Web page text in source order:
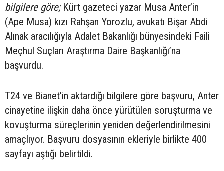
bilgilere göre;Kürt gazeteci yazar Musa Anter’in
(Ape Musa) kızı Rahşan Yorozlu, avukatı Bişar Abdi
Alınak aracılığıyla Adalet Bakanlığı bünyesindeki Faili
Meçhul Suçları Araştırma Daire Başkanlığı’na
başvurdu.
T24 ve Bianet’in aktardığı bilgilere göre başvuru, Anter
cinayetine ilişkin daha önce yürütülen soruşturma ve
kovuşturma süreçlerinin yeniden değerlendirilmesini
amaçlıyor. Başvuru dosyasının ekleriyle birlikte 400
sayfayı aştığı belirtildi.